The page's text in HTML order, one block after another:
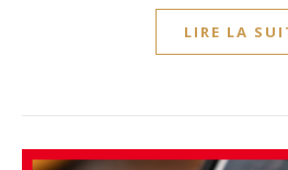
LIRE LA